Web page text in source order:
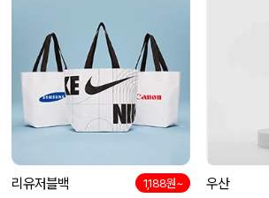
리유저블백 1,188원~ 우산